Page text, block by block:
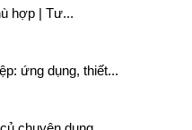
ra nhiều sản phẩm tivi
nhu cầu của người dùng.
nhiều quốc gia. Trong đó,
Nam được sản xuất tại
hợp | Tư...
ứng dụng, thiết...